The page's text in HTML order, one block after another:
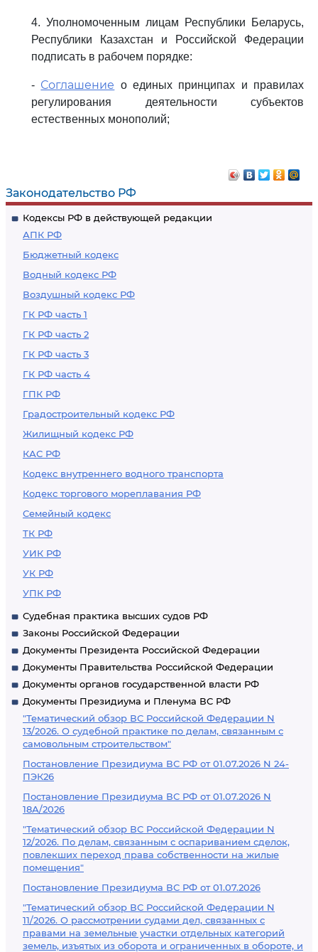
Законодательство РФ
Кодексы РФ в действующей редакции
АПК РФ
Бюджетный кодекс
Водный кодекс РФ
Воздушный кодекс РФ
ГК РФ часть 1
ГК РФ часть 2
ГК РФ часть 3
ГК РФ часть 4
ГПК РФ
Градостроительный кодекс РФ
Жилищный кодекс РФ
КАС РФ
Кодекс внутреннего водного транспорта
Кодекс торгового мореплавания РФ
Семейный кодекс
ТК РФ
УИК РФ
УК РФ
УПК РФ
Судебная практика высших судов РФ
Законы Российской Федерации
Документы Президента Российской Федерации
Документы Правительства Российской Федерации
Документы органов государственной власти РФ
Документы Президиума и Пленума ВС РФ
"Тематический обзор ВС Российской Федерации N
13/2026. О судебной практике по делам, связанным с
самовольным строительством"
Постановление Президиума ВС РФ от 01.07.2026 N 24-
ПЭК26
Постановление Президиума ВС РФ от 01.07.2026 N
18А/2026
"Тематический обзор ВС Российской Федерации N
12/2026. По делам, связанным с оспариванием сделок,
повлекших переход права собственности на жилые
помещения"
Постановление Президиума ВС РФ от 01.07.2026
"Тематический обзор ВС Российской Федерации N
11/2026. О рассмотрении судами дел, связанных с
правами на земельные участки отдельных категорий
земель, изъятых из оборота и ограниченных в обороте, и
4. Уполномоченным лицам Республики Беларусь,
Республики Казахстан и Российской Федерации
подписать в рабочем порядке:
- Соглашение о единых принципах и правилах
регулирования деятельности субъектов
естественных монополий;